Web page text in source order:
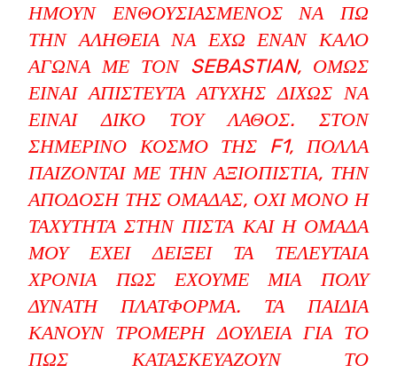
ΉΜΟΥΝ ΕΝΘΟΥΣΙΑΣΜΈΝΟΣ ΝΑ ΠΩ
ΤΗΝ ΑΛΉΘΕΙΑ ΝΑ ΈΧΩ ΈΝΑΝ ΚΑΛΌ
ΑΓΏΝΑ ΜΕ ΤΟΝ SEBASTIAN, ΌΜΩΣ
ΕΊΝΑΙ ΑΠΊΣΤΕΥΤΑ ΑΤΥΧΉΣ ΔΊΧΩΣ ΝΑ
ΕΊΝΑΙ ΔΙΚΌ ΤΟΥ ΛΆΘΟΣ. ΣΤΟΝ
ΣΗΜΕΡΙΝΌ ΚΌΣΜΟ ΤΗΣ F1, ΠΟΛΛΆ
ΠΑΊΖΟΝΤΑΙ ΜΕ ΤΗΝ ΑΞΙΟΠΙΣΤΊΑ, ΤΗΝ
ΑΠΌΔΟΣΗ ΤΗΣ ΟΜΆΔΑΣ, ΌΧΙ ΜΌΝΟ Η
ΤΑΧΎΤΗΤΑ ΣΤΗΝ ΠΊΣΤΑ ΚΑΙ Η ΟΜΆΔΑ
ΜΟΥ ΈΧΕΙ ΔΕΊΞΕΙ ΤΑ ΤΕΛΕΥΤΑΊΑ
ΧΡΌΝΙΑ ΠΩΣ ΈΧΟΥΜΕ ΜΙΑ ΠΟΛΎ
ΔΥΝΑΤΉ ΠΛΑΤΦΌΡΜΑ. ΤΑ ΠΑΙΔΙΆ
ΚΆΝΟΥΝ ΤΡΟΜΕΡΉ ΔΟΥΛΕΙΆ ΓΙΑ ΤΟ
ΠΏΣ ΚΑΤΑΣΚΕΥΆΖΟΥΝ ΤΟ